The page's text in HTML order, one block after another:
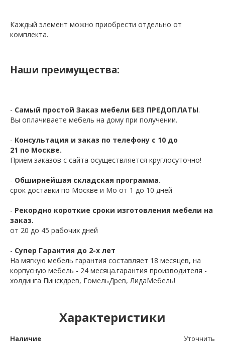
Каждый элемент можно приобрести отдельно от
комплекта.
Наши преимущества:
- Самый простой Заказ мебели БЕЗ ПРЕДОПЛАТЫ.
Вы оплачиваете мебель на дому при получении.
- Консультация и заказ по телефону с 10 до
21 по Москве.
Приём заказов с сайта осуществляется круглосуточно!
- Обширнейшая складская программа.
срок доставки по Москве и Мо от 1 до 10 дней
- Рекордно короткие сроки изготовления мебели на
заказ.
от 20 до 45 рабочих дней
- Супер Гарантия до 2-х лет
На мягкую мебель гарантия составляет 18 месяцев, на
корпусную мебель - 24 месяца.гарантия производителя -
холдинга Пинскдрев, ГомельДрев, ЛидаМебель!
Характеристики
Наличие Уточнить